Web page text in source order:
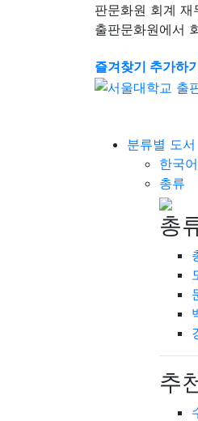
판문화원 회계
출판문화원에서
즐겨찾기 추가하
분류별 도서
한국
총류
총
추